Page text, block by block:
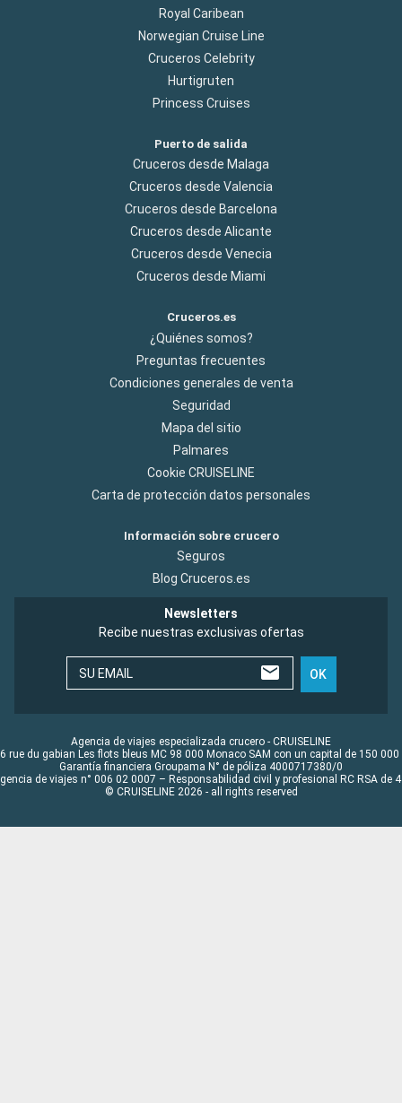
Royal Caribean
Norwegian Cruise Line
Cruceros Celebrity
Hurtigruten
Princess Cruises
Puerto de salida
Cruceros desde Malaga
Cruceros desde Valencia
Cruceros desde Barcelona
Cruceros desde Alicante
Cruceros desde Venecia
Cruceros desde Miami
Cruceros.es
¿Quiénes somos?
Preguntas frecuentes
Condiciones generales de venta
Seguridad
Mapa del sitio
Palmares
Cookie CRUISELINE
Carta de protección datos personales
Información sobre crucero
Seguros
Blog Cruceros.es
Newsletters
Recibe nuestras exclusivas ofertas
SU EMAIL OK
Agencia de viajes especializada crucero - CRUISELINE
rue du gabian Les flots bleus MC 98 000 Monaco SAM con un capital de 150 000
Garantía financiera Groupama N° de póliza 4000717380/0
de viajes n° 006 02 0007 – Responsabilidad civil y profesional RC RSA de
© CRUISELINE 2026 - all rights reserved